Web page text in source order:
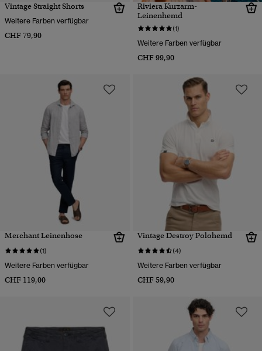
Vintage Straight Shorts
Weitere Farben verfügbar
CHF 79,90
Riviera Kurzarm-
Leinenhemd
(1)
Weitere Farben verfügbar
CHF 99,90
Merchant Leinenhose
(1)
Weitere Farben verfügbar
CHF 119,00
Vintage Destroy Polohemd
(4)
Weitere Farben verfügbar
CHF 59,90